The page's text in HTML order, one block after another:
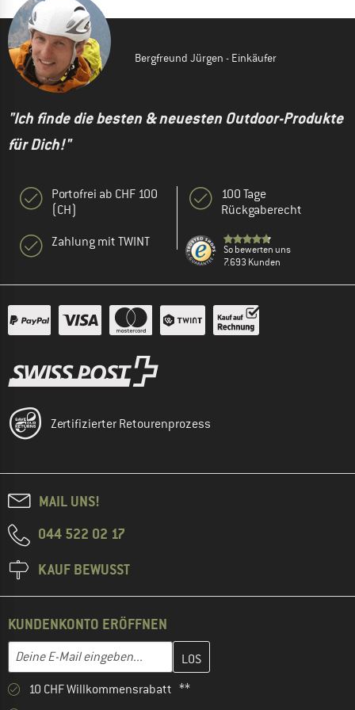
Bergfreund Jürgen - Einkäufer
"Ich finde die besten & neuesten Outdoor-Produkte
für Dich!"
Portofrei ab CHF 100
(CH)
Zahlung mit TWINT
100 Tage
Rückgaberecht
So bewerten uns
7.693 Kunden
Zertifizierter Retourenprozess
MAIL UNS!
044 522 02 17
KAUF BEWUSST
KUNDENKONTO ERÖFFNEN
E-Mail-Adresse
Gib hier deine E-Mail-Adresse ein und erstelle im nächsten
10 CHF Willkommensrabatt **